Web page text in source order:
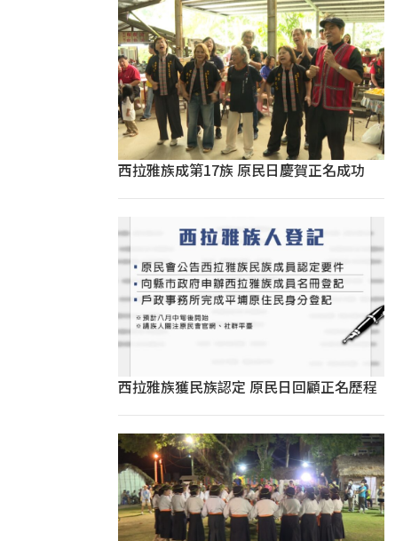
西拉雅族成第17族 原民日慶賀正名成功
西拉雅族獲民族認定 原民日回顧正名歷程